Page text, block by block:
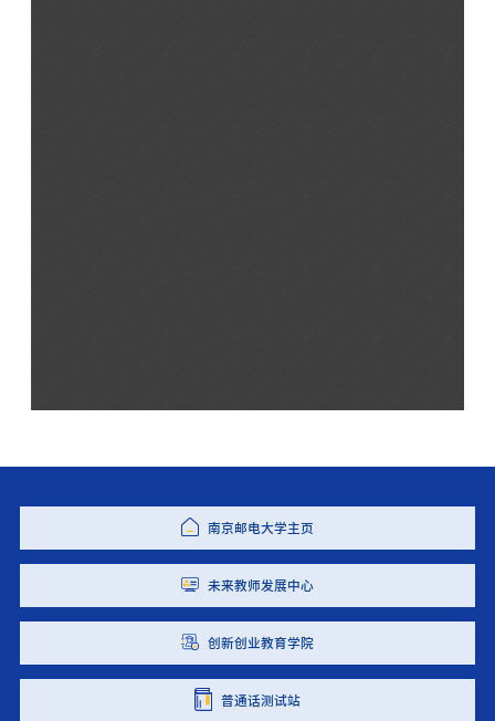
南京邮电大学主页
未来教师发展中心
创新创业教育学院
普通话测试站